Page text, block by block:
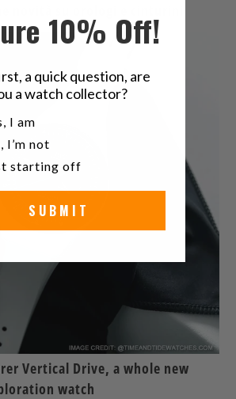
novità su orologi e cinturini
Vertical Drive, a whole new
watch
10% Off!
a quick question, are
a watch collector?
a watch collector?
I am
I’m not
starting off
SUBMIT